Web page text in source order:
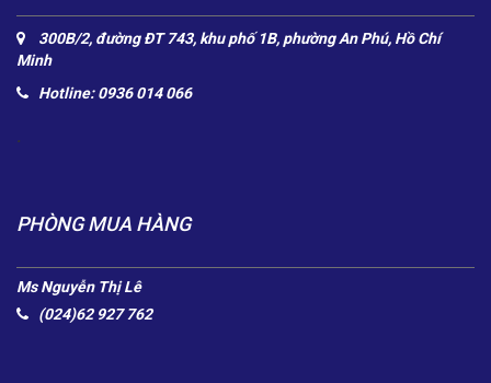
300B/2, đường ĐT 743, khu phố 1B, phường An Phú, Hồ Chí
Minh
Hotline: 0936 014 066
.
PHÒNG MUA HÀNG
Ms Nguyễn Thị Lê
(024)62 927 762